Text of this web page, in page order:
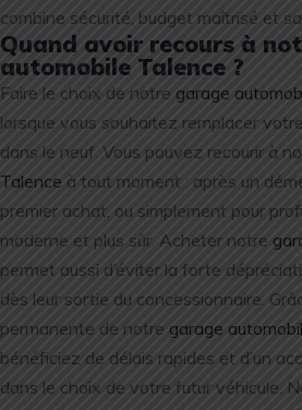
combine sécurité, budget maîtrisé et
Quand avoir recours à
automobile Talence ?
Faire le choix de notre garage
lorsque vous souhaitez remplacer
dans le neuf. Vous pouvez recourir à
Talence à tout moment : après un
premier achat, ou simplement pour
moderne et plus sûr. Acheter notre
permet aussi d’éviter la forte
dès leur sortie du concessionnaire.
permanente de notre garage
bénéficiez de délais rapides et d’un
dans le choix de votre futur véhicule.